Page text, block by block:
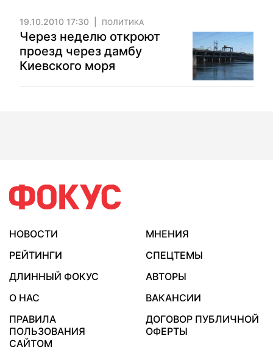
19.10.2010 17:30 ПОЛИТИКА
Через неделю откроют
проезд через дамбу
Киевского моря
НОВОСТИ
МНЕНИЯ
РЕЙТИНГИ
СПЕЦТЕМЫ
ДЛИННЫЙ ФОКУС
АВТОРЫ
О НАС
ВАКАНСИИ
ПРАВИЛА
ПОЛЬЗОВАНИЯ
САЙТОМ
ДОГОВОР ПУБЛИЧНОЙ
ОФЕРТЫ